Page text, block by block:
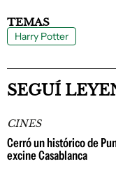
TEMAS
Harry Potter
SEGUÍ
CINES
Cerró un histórico de
excine Casablanca